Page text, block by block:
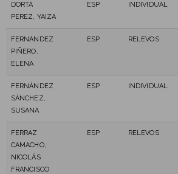
DORTA
PEREZ, YAIZA
ESP INDIVIDUAL
FERNANDEZ
PIÑERO,
ELENA
ESP RELEVOS
FERNÁNDEZ
SÁNCHEZ,
SUSANA
ESP INDIVIDUAL
FERRAZ
CAMACHO,
NICOLÁS
FRANCISCO
ESP RELEVOS